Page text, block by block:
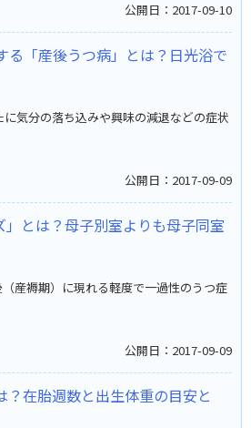
公開日：2017-09-10
る「産後うつ病」とは？日光浴で
気分の落ち込みや興味の減退などの症状
公開日：2017-09-09
」とは？母子別室よりも母子同室
産褥期）に現れる軽度で一過性のうつ症
公開日：2017-09-09
？在胎週数と出生体重の目安と